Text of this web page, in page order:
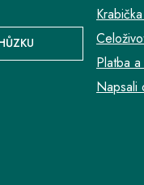
Platba
Napsali